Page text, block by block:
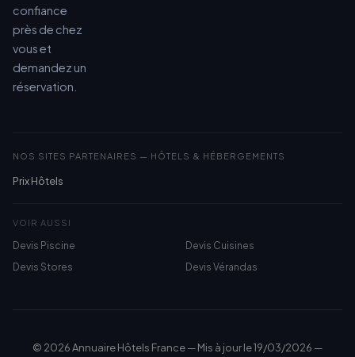
confiance
près de chez
vous et
demandez un
réservation.
NOS SITES PARTENAIRES — HÔTELS & HÉBERGEMENTS
Prix Hôtels
VOIR AUSSI
Devis Piscine
Devis Cuisines
Devis Stores
Devis Vérandas
© 2026 Annuaire Hôtels France — Mis à jour le 19/03/2026 —